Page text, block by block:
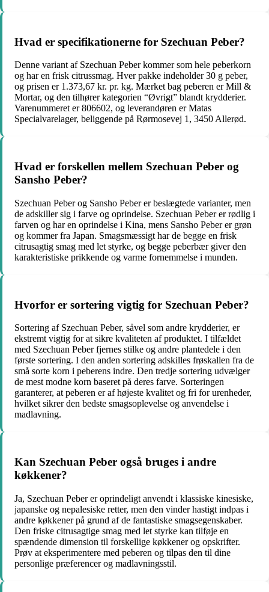
Hvad er specifikationerne for Szechuan Peber?
Denne variant af Szechuan Peber kommer som hele peberkorn
og har en frisk citrussmag. Hver pakke indeholder 30 g peber,
og prisen er 1.373,67 kr. pr. kg. Mærket bag peberen er Mill &
Mortar, og den tilhører kategorien “Øvrigt” blandt krydderier.
Varenummeret er 806602, og leverandøren er Matas
Specialvarelager, beliggende på Rørmosevej 1, 3450 Allerød.
Hvad er forskellen mellem Szechuan Peber og
Sansho Peber?
Szechuan Peber og Sansho Peber er beslægtede varianter, men
de adskiller sig i farve og oprindelse. Szechuan Peber er rødlig i
farven og har en oprindelse i Kina, mens Sansho Peber er grøn
og kommer fra Japan. Smagsmæssigt har de begge en frisk
citrusagtig smag med let styrke, og begge peberbær giver den
karakteristiske prikkende og varme fornemmelse i munden.
Hvorfor er sortering vigtig for Szechuan Peber?
Sortering af Szechuan Peber, såvel som andre krydderier, er
ekstremt vigtig for at sikre kvaliteten af produktet. I tilfældet
med Szechuan Peber fjernes stilke og andre plantedele i den
første sortering. I den anden sortering adskilles frøskallen fra de
små sorte korn i peberens indre. Den tredje sortering udvælger
de mest modne korn baseret på deres farve. Sorteringen
garanterer, at peberen er af højeste kvalitet og fri for urenheder,
hvilket sikrer den bedste smagsoplevelse og anvendelse i
madlavning.
Kan Szechuan Peber også bruges i andre
køkkener?
Ja, Szechuan Peber er oprindeligt anvendt i klassiske kinesiske,
japanske og nepalesiske retter, men den vinder hastigt indpas i
andre køkkener på grund af de fantastiske smagsegenskaber.
Den friske citrusagtige smag med let styrke kan tilføje en
spændende dimension til forskellige køkkener og opskrifter.
Prøv at eksperimentere med peberen og tilpas den til dine
personlige præferencer og madlavningsstil.